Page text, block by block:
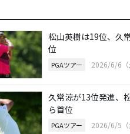
松山英樹は19位、久
位
PGAツアー 2026/6/6（
久常涼が13位発進、
ら首位
PGAツアー 2026/6/5（